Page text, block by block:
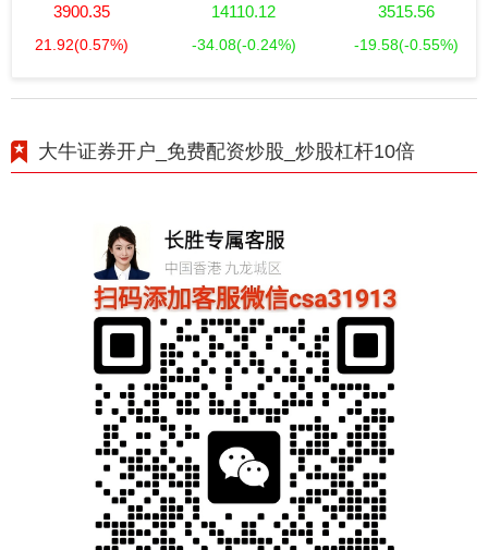
3900.35
21.92(0.57%)
14110.12
-34.08(-0.24%)
3515.56
-19.58(-0.55%)
大牛证券开户_免费配资炒股_炒股杠杆10倍